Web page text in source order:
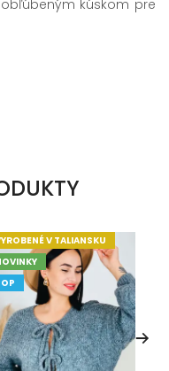
kúskom pre
V TALIANSKU